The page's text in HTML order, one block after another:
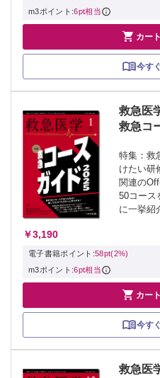
m3ポイント:6pt相当
 カー
今す
救急医
救急コ
特集：救
けたい
関連の
50コース
に一挙紹
などが
７年ぶり
￥3,190
電子書籍ポイント:58pt(2%)
m3ポイント:6pt相当
 カー
今す
救急医